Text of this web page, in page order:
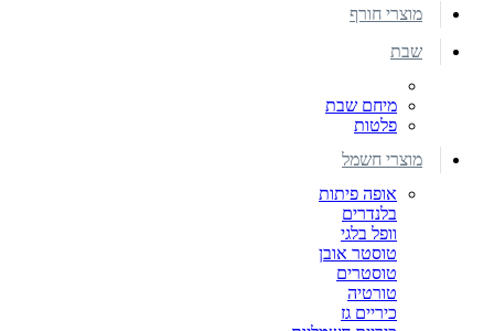
מוצרי חורף
שבת
מיחם שבת
פלטות
מוצרי חשמל
אופה פיתות
בלנדרים
וופל בלגי
טוסטר אובן
טוסטרים
טורטיה
כיריים גז